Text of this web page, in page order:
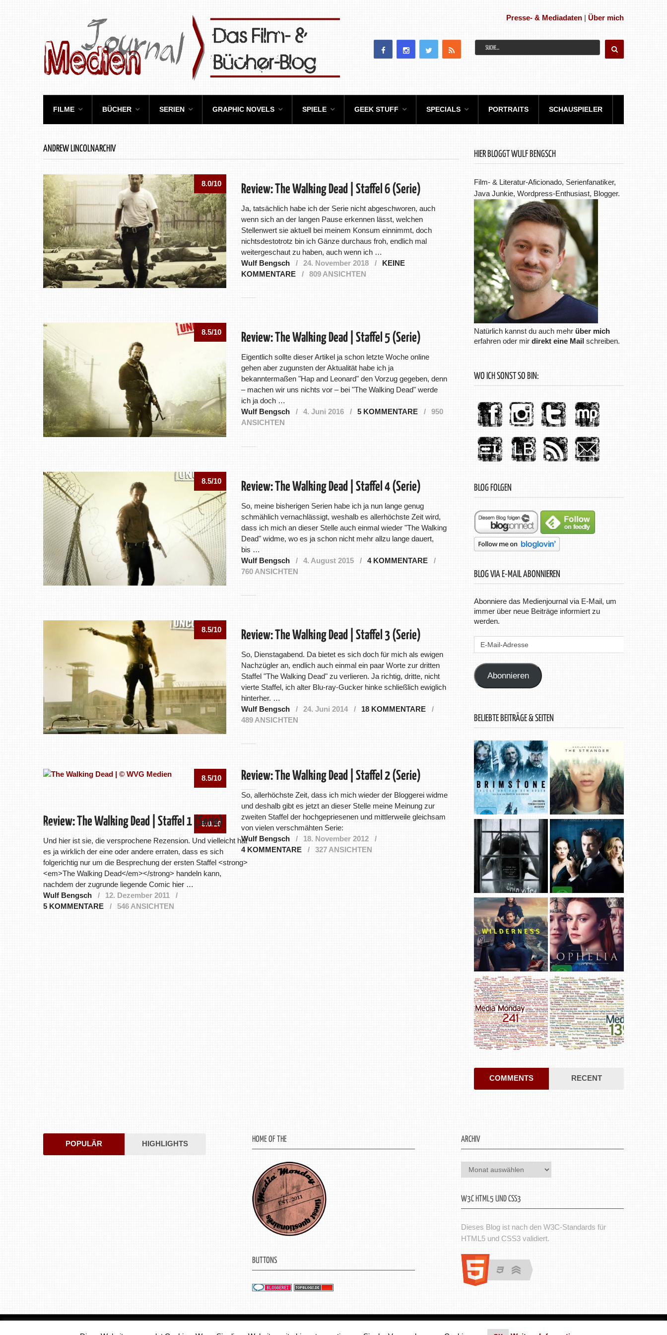
Presse- & Mediadaten | Über mich
FILME BÜCHER SERIEN GRAPHIC NOVELS SPIELE GEEK STUFF SPECIALS PORTRAITS SCHAUSPIELER
ANDREW LINCOLNARCHIV
8.0/10 Review: The Walking Dead | Staffel 6 (Serie)
Ja, tatsächlich habe ich der Serie nicht abgeschworen, auch
wenn sich an der langen Pause erkennen lässt, welchen
Stellenwert sie aktuell bei meinem Konsum einnimmt, doch
nichtsdestotrotz bin ich Gänze durchaus froh, endlich mal
weitergeschaut zu haben, auch wenn ich …
Wulf Bengsch
24. November 2018
KEINE
KOMMENTARE
809 ANSICHTEN
8.5/10 Review: The Walking Dead | Staffel 5 (Serie)
Eigentlich sollte dieser Artikel ja schon letzte Woche online
gehen aber zugunsten der Aktualität habe ich ja
bekanntermaßen "Hap and Leonard" den Vorzug gegeben, denn
– machen wir uns nichts vor – bei "The Walking Dead" werde
ich ja doch …
Wulf Bengsch
4. Juni 2016 5 KOMMENTARE
950
ANSICHTEN
8.5/10 Review: The Walking Dead | Staffel 4 (Serie)
So, meine bisherigen Serien habe ich ja nun lange genug
schmählich vernachlässigt, weshalb es allerhöchste Zeit wird,
dass ich mich an dieser Stelle auch einmal wieder "The Walking
Dead" widme, wo es ja schon nicht mehr allzu lange dauert,
bis …
Wulf Bengsch
4. August 2015
4 KOMMENTARE
760 ANSICHTEN
8.5/10 Review: The Walking Dead | Staffel 3 (Serie)
So, Dienstagabend. Da bietet es sich doch für mich als ewigen
Nachzügler an, endlich auch einmal ein paar Worte zur dritten
Staffel "The Walking Dead" zu verlieren. Ja richtig, dritte, nicht
vierte Staffel, ich alter Blu-ray-Gucker hinke schließlich ewiglich
hinterher. …
Wulf Bengsch
24. Juni 2014
18 KOMMENTARE
489 ANSICHTEN
8.5/10 Review: The Walking Dead | Staffel 2 (Serie)
So, allerhöchste Zeit, dass ich mich wieder der Bloggerei widme
und deshalb gibt es jetzt an dieser Stelle meine Meinung zur
zweiten Staffel der hochgepriesenen und mittlerweile gleichsam
von vielen verschmähten Serie:
Wulf Bengsch
18. November 2012
4 KOMMENTARE
327 ANSICHTEN
9.0/10
Review: The Walking Dead | Staffel 1 (Serie)
Und hier ist sie, die versprochene Rezension. Und vielleicht hat
es ja wirklich der eine oder andere erraten, dass es sich
folgerichtig nur um die Besprechung der ersten Staffel <strong>
<em>The Walking Dead</em></strong> handeln kann,
nachdem der zugrunde liegende Comic hier …
Wulf Bengsch
12. Dezember 2011
5 KOMMENTARE
546 ANSICHTEN
HIER BLOGGT WULF BENGSCH
Film- & Literatur-Aficionado, Serienfanatiker,
Java Junkie, Wordpress-Enthusiast, Blogger.
Natürlich kannst du auch mehr über mich
erfahren oder mirdirekt eine Mail schreiben.
WO ICH SONST SO BIN:
BLOG FOLGEN
BLOG VIA E-MAIL ABONNIEREN
Abonniere das Medienjournal via E-Mail, um
immer über neue Beiträge informiert zu
werden.
E-
Abonnieren
BELIEBTE BEITRÄGE & SEITEN
COMMENTS RECENT
POPULÄR HIGHLIGHTS HOME OF THE
BUTTONS
ARCHIV
Archiv
W3C HTML5 UND CSS3
Dieses Blog ist nach den W3C-Standards für
HTML5 und CSS3 validiert.
Medienjournal Copyright © 2026. © 2011 - 2018 Medienjournal. Alle Rechte vorbehalten. Theme von MyThemeShop. Impressum